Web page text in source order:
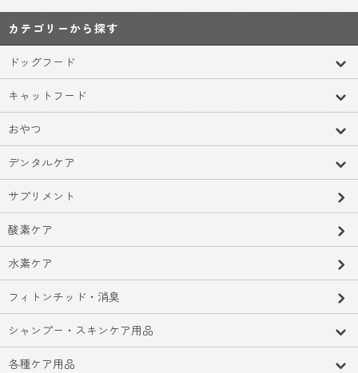
カテゴリーから探す
ドッグフード
キャットフード
おやつ
デンタルケア
サプリメント
酸素ケア
水素ケア
フィトンチッド・消臭
シャンプー・スキンケア用品
各種ケア用品